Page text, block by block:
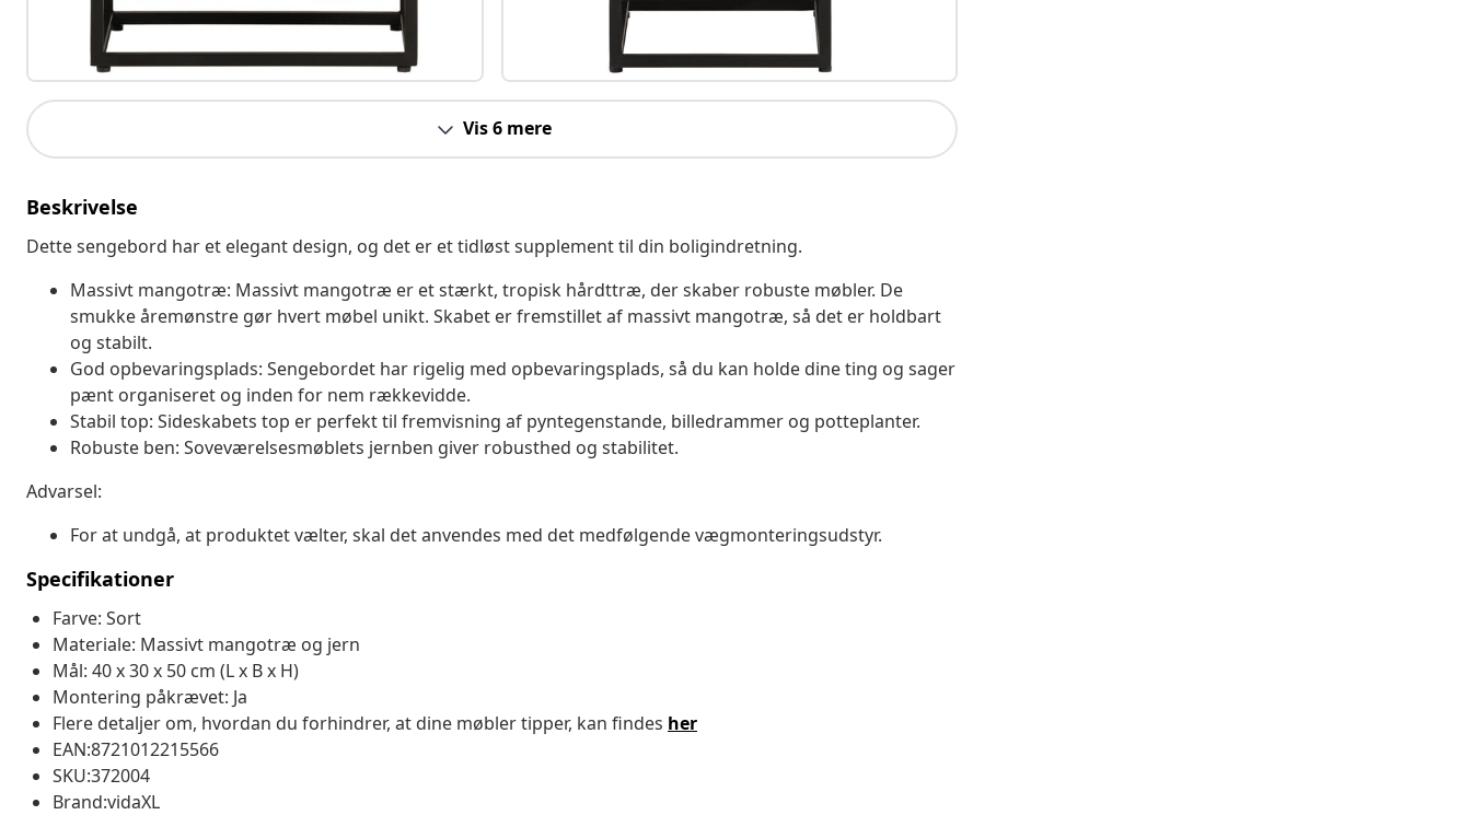
Vis 6 mere
Beskrivelse
Dette sengebord har et elegant design, og det er et tidløst supplement til din boligindretning.
Massivt mangotræ: Massivt mangotræ er et stærkt, tropisk hårdttræ, der skaber robuste møbler. De
smukke åremønstre gør hvert møbel unikt. Skabet er fremstillet af massivt mangotræ, så det er holdbart
og stabilt.
God opbevaringsplads: Sengebordet har rigelig med opbevaringsplads, så du kan holde dine ting og sager
pænt organiseret og inden for nem rækkevidde.
Stabil top: Sideskabets top er perfekt til fremvisning af pyntegenstande, billedrammer og potteplanter.
Robuste ben: Soveværelsesmøblets jernben giver robusthed og stabilitet.
Advarsel:
For at undgå, at produktet vælter, skal det anvendes med det medfølgende vægmonteringsudstyr.
Specifikationer
Farve: Sort
Materiale: Massivt mangotræ og jern
Mål: 40 x 30 x 50 cm (L x B x H)
Montering påkrævet: Ja
Flere detaljer om, hvordan du forhindrer, at dine møbler tipper, kan findes her
EAN:8721012215566
SKU:372004
Brand:vidaXL